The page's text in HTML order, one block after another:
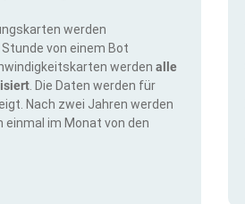
werden
von einem Bot
werden alle
. Die Daten werden für
Nach zwei Jahren werden
einmal im Monat von den